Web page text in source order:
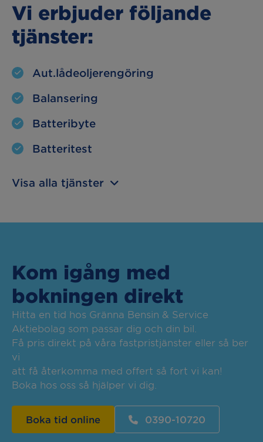
Vi erbjuder följande
tjänster:
Aut.lådeoljerengöring
Balansering
Batteribyte
Batteritest
Visa alla tjänster
Kom igång med
bokningen direkt
Hitta en tid hos Gränna Bensin & Service
Aktiebolag som passar dig och din bil.
Få pris direkt på våra fastpristjänster eller så ber
vi
att få återkomma med offert så fort vi kan!
Boka hos oss så hjälper vi dig.
Boka tid online 0390-10720